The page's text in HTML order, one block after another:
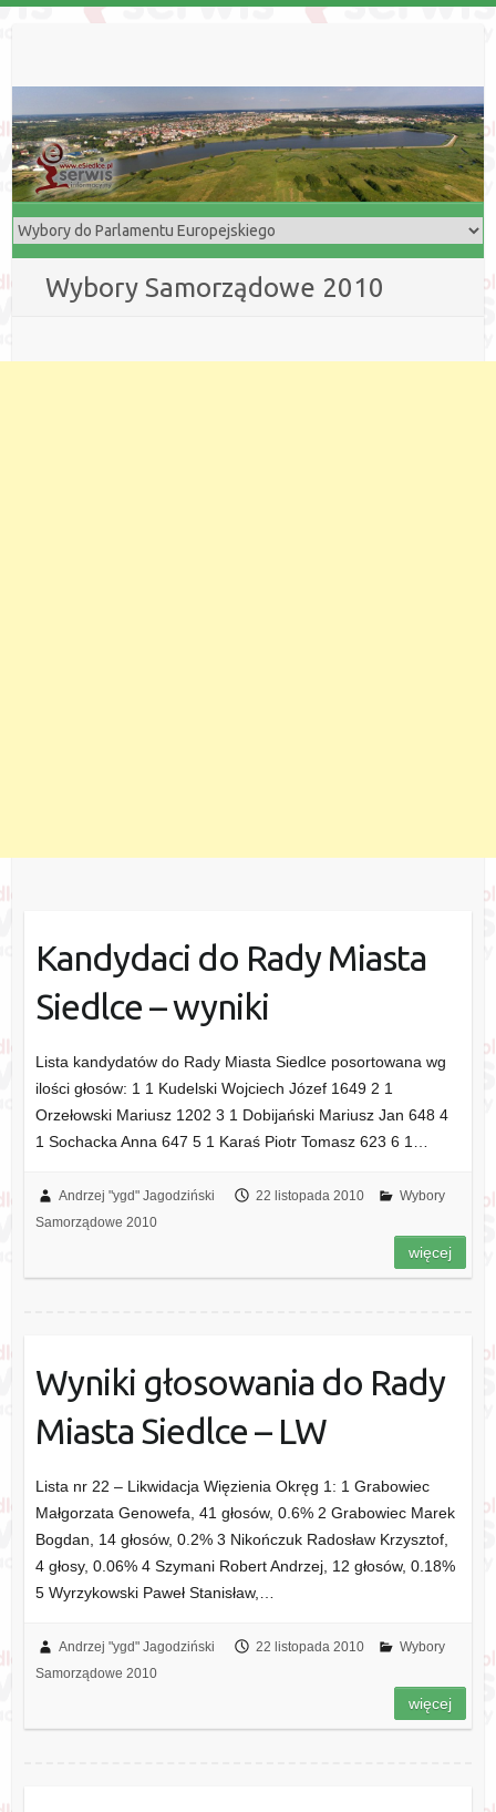
Wybory Samorządowe 2010
Kandydaci do Rady Miasta
Siedlce – wyniki
Lista kandydatów do Rady Miasta Siedlce posortowana wg
ilości głosów: 1 1 Kudelski Wojciech Józef 1649 2 1
Orzełowski Mariusz 1202 3 1 Dobijański Mariusz Jan 648 4
1 Sochacka Anna 647 5 1 Karaś Piotr Tomasz 623 6 1…
Andrzej "ygd" Jagodziński 22 listopada 2010
Wybory
Samorządowe 2010
więcej
Wyniki głosowania do Rady
Miasta Siedlce – LW
Lista nr 22 – Likwidacja Więzienia Okręg 1: 1 Grabowiec
Małgorzata Genowefa, 41 głosów, 0.6% 2 Grabowiec Marek
Bogdan, 14 głosów, 0.2% 3 Nikończuk Radosław Krzysztof,
4 głosy, 0.06% 4 Szymani Robert Andrzej, 12 głosów, 0.18%
5 Wyrzykowski Paweł Stanisław,…
Andrzej "ygd" Jagodziński 22 listopada 2010
Wybory
Samorządowe 2010
więcej